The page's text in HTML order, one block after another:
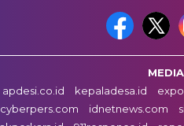
apdesi.co.id kepaladesa.id
cyberpers.com idnetnews.com